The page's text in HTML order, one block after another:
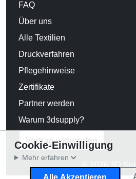
FAQ
Über uns
Alle Textilien
Druckverfahren
Pflegehinweise
Zertifikate
Partner werden
Warum 3dsupply?
Vertrag widerrufen
© 2026 3D
Cookie-Einwilligung
Mehr erfahren
Alle Akzeptieren